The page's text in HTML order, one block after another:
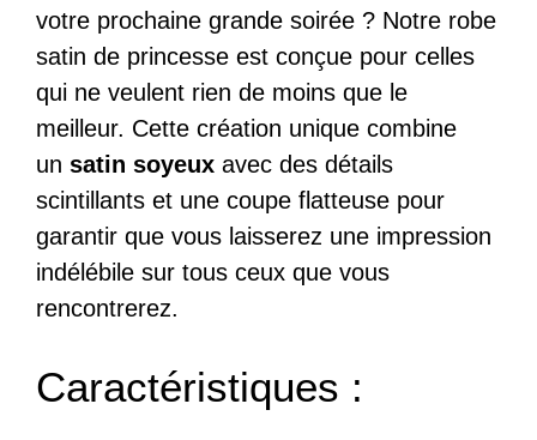
votre prochaine grande soirée ? Notre robe
satin de princesse est conçue pour celles
qui ne veulent rien de moins que le
meilleur. Cette création unique combine
un satin soyeux avec des détails
scintillants et une coupe flatteuse pour
garantir que vous laisserez une impression
indélébile sur tous ceux que vous
rencontrerez.
Caractéristiques :